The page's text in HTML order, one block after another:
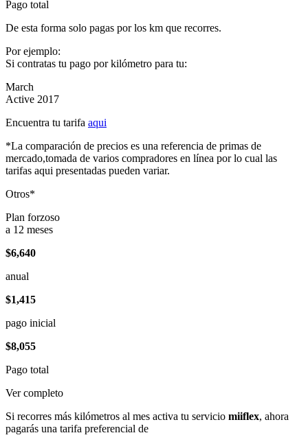
Pago total
De esta forma solo pagas por los km que recorres.
Por ejemplo:
Si contratas tu pago por kilómetro para tu:
March
Active 2017
Encuentra tu tarifa aqui
*La comparación de precios es una referencia de primas de
mercado,tomada de varios compradores en línea por lo cual las
tarifas aqui presentadas pueden variar.
Otros*
Plan forzoso
a 12 meses
$6,640
anual
$1,415
pago inicial
$8,055
Pago total
Ver completo
Si recorres más kilómetros al mes activa tu servicio miiflex, ahora
pagarás una tarifa preferencial de